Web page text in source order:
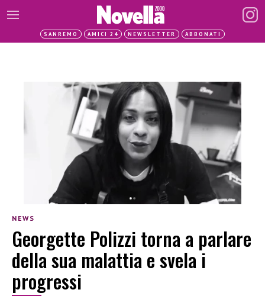
SANREMO AMICI 24 NEWSLETTER ABBONATI
NEWS
Georgette Polizzi torna a parlare
della sua malattia e svela i
progressi